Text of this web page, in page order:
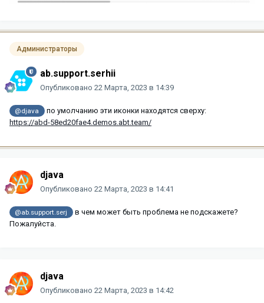
Администраторы
ab.support.serhii
Опубликовано 22 Марта, 2023 в 14:39
@djava
по умолчанию эти иконки находятся сверху:
https://abd-58ed20fae4.demos.abt.team/
djava
Опубликовано 22 Марта, 2023 в 14:41
@ab.support.serj
в чем может быть проблема не подскажете?
Пожалуйста.
djava
Опубликовано 22 Марта, 2023 в 14:42